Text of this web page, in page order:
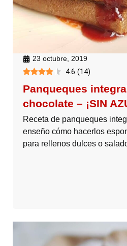
23 octubre, 2019
4.6 (14)
Panqueques
chocolate – ¡SIN
Receta de panqueques
enseño cómo hacerlos
para rellenos dulces o